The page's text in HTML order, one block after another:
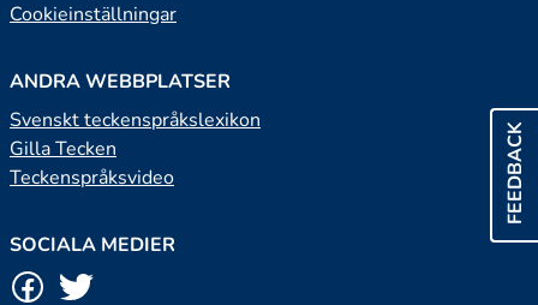
FEEDBACK
Cookieinställningar
ANDRA WEBBPLATSER
Svenskt teckenspråkslexikon
Gilla Tecken
Teckenspråksvideo
SOCIALA MEDIER